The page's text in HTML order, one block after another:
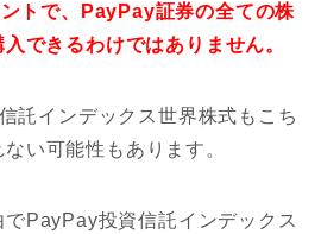
トで、PayPay証券の全ての株
できるわけではありません。
託インデックス世界株式もこち
い可能性もあります。
PayPay投資信託インデックス